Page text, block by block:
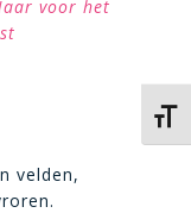
voor het
velden,